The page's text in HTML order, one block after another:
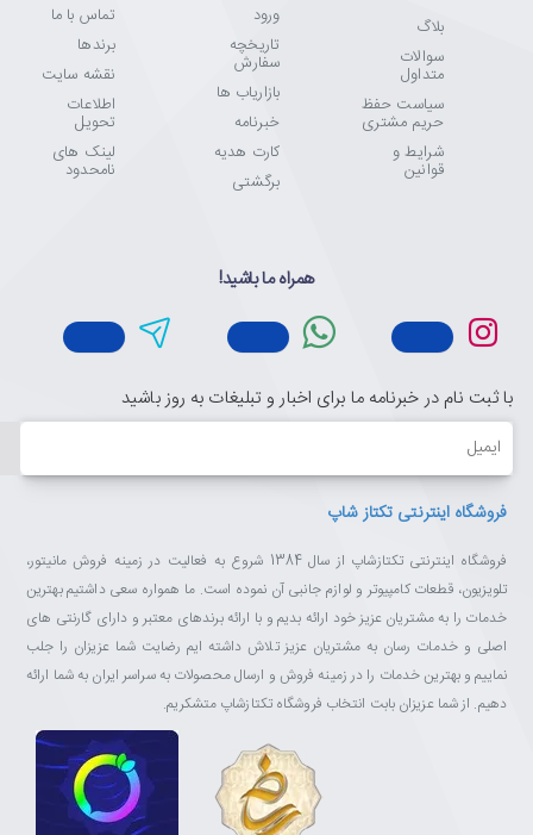
بلاگ
سوالات
متداول
سیاست حفظ
حریم مشتری
شرایط و
قوانین
ورود
تاریخچه
سفارش
بازاریاب ها
خبرنامه
کارت هدیه
برگشتی
تماس با ما
برندها
نقشه سایت
اطلاعات
تحویل
لینک های
نامحدود
همراه ما باشید!
با ثبت نام در خبرنامه ما برای اخبار و تبلیغات به روز باشید
ایمیل
فروشگاه اینترنتی تکتاز شاپ
فروشگاه اینترنتی تکتازشاپ از سال 1384 شروع به فعالیت در زمینه فروش مانیتور،
تلویزیون، قطعات کامپیوتر و لوازم جانبی آن نموده است. ما همواره سعی داشتیم بهترین
خدمات را به مشتریان عزیز خود ارائه بدیم و با ارائه برندهای معتبر و دارای گارنتی های
اصلی و خدمات رسان به مشتریان عزیز تلاش داشته ایم رضایت شما عزیزان را جلب
نماییم و بهترین خدمات را در زمینه فروش و ارسال محصولات به سراسر ایران به شما ارائه
دهیم. از شما عزیزان بابت انتخاب فروشگاه تکتازشاپ متشکریم.